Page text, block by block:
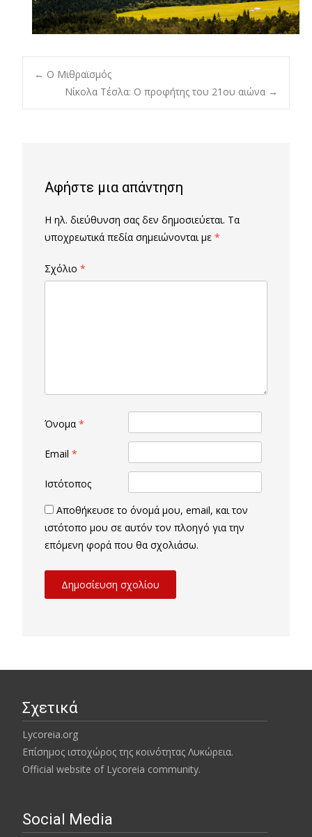
Post
← Ο Μιθραϊσμός
Νίκολα Τέσλα: Ο προφήτης του 21ου αιώνα →
Αφήστε μια απάντηση
Η ηλ. διεύθυνση σας δεν δημοσιεύεται. Τα
υποχρεωτικά πεδία σημειώνονται με *
Σχόλιο *
Όνομα *
Email *
Ιστότοπος
Αποθήκευσε το όνομά μου, email, και τον
ιστότοπο μου σε αυτόν τον πλοηγό για την
επόμενη φορά που θα σχολιάσω.
Σχετικά
Lycoreia.org
Επίσημος ιστοχώρος της κοινότητας Λυκώρεια.
Official website of Lycoreia community.
Social Media